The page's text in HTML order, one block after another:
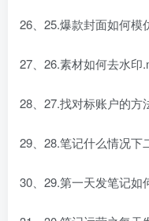
26、25.爆款封面如何模
27、26.素材如何去水印
28、27.找对标账户的方
29、28.笔记什么情况下
30、29.第一天发笔记如